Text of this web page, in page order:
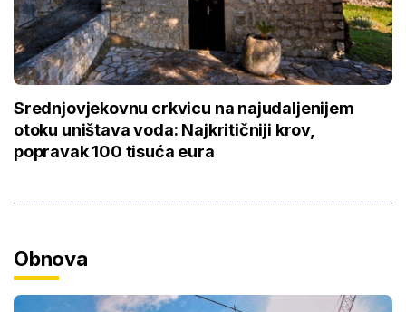
Srednjovjekovnu crkvicu na najudaljenijem
otoku uništava voda: Najkritičniji krov,
popravak 100 tisuća eura
Obnova